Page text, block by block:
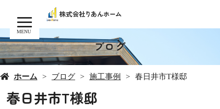
MENU
ブログ
ホーム ブログ 施工事例 春日井市T様邸
春日井市T様邸